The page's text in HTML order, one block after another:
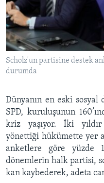
HAYATTAN
SANAT
BIZI TAKIP EDIN
Diller
Scholz'un partisine destek
durumda
Dünyanın en eski
SPD, kuruluşunun
kriz yaşıyor. İki yıldır
yönettiği hükümette yer
anketlere göre yüzde
dönemlerin halk partisi,
kan kaybederek, adeta